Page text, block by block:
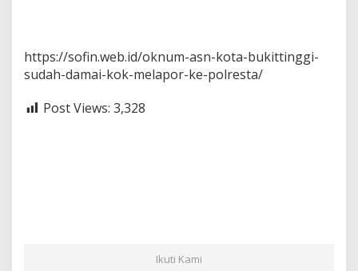
https://sofin.web.id/oknum-asn-kota-bukittinggi-
sudah-damai-kok-melapor-ke-polresta/
Post Views: 3,328
Ikuti Kami